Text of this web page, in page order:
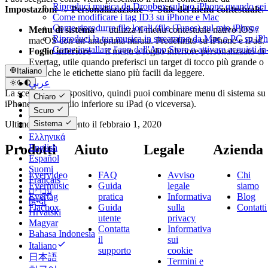
Riproduci musica da Dropbox sul tuo iPhone quando
Come modificare i tag ID3 su iPhone e Mac
Come riprodurre file locali (file iTunes) sul mio iPhone
Riproduci la tua musica in streaming da Mac o PC su
Come installare l'app dall'App Store o attivare acquisti
Italiano
عربي
Català
Čeština
Dansk
Deutsch
Ελληνικά
English
Español
Suomi
Français
עברית
हिन्दी
Hrvatski
Magyar
Bahasa Indonesia
Italiano
日本語
Chiaro
Scuro
Sistema
Impostazioni → Personalizzazione → Stile del menu contestuale:
Menu di sistema— utilizza il menu contestuale nativo iOS /
macOS con un’anteprima mirata. Predefinito su iPhone e iPad.
Foglio inferiore— il menu a foglio inferiore personalizzato di
Evertag, utile quando preferisci un target di tocco più grande o
vuoi che le etichette siano più facili da leggere.
La scelta è per dispositivo, quindi puoi combinare menu di sistema su
iPhone con il foglio inferiore su iPad (o viceversa).
Ultimo aggiornamento il febbraio 1, 2020
Prodotti
Evervideo
Evermusic
Evertag
Flacbox
Aiuto
FAQ
Guida
pratica
Guida
utente
Contatta
il
supporto
Legale
Avviso
legale
Informativa
sulla
privacy
Informativa
sui
cookie
Termini e
Azienda
Chi
siamo
Blog
Contatti